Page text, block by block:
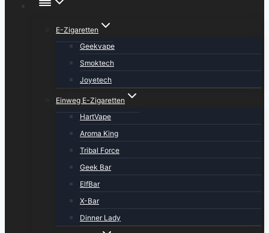
E-Zigaretten
Geekvape
Smoktech
Joyetech
Einweg E-Zigaretten
HartVape
Aroma King
Tribal Force
Geek Bar
ElfBar
X-Bar
Dinner Lady